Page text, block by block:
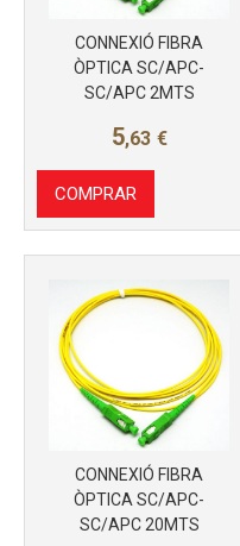
CONNEXIÓ FIBRA
ÒPTICA SC/APC-
SC/APC 2MTS
5,63 €
COMPRAR
CONNEXIÓ FIBRA
ÒPTICA SC/APC-
SC/APC 20MTS
Más info
Más info